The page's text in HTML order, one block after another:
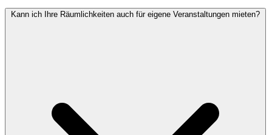
Kann ich Ihre Räumlichkeiten auch für eigene Veranstaltungen mieten?